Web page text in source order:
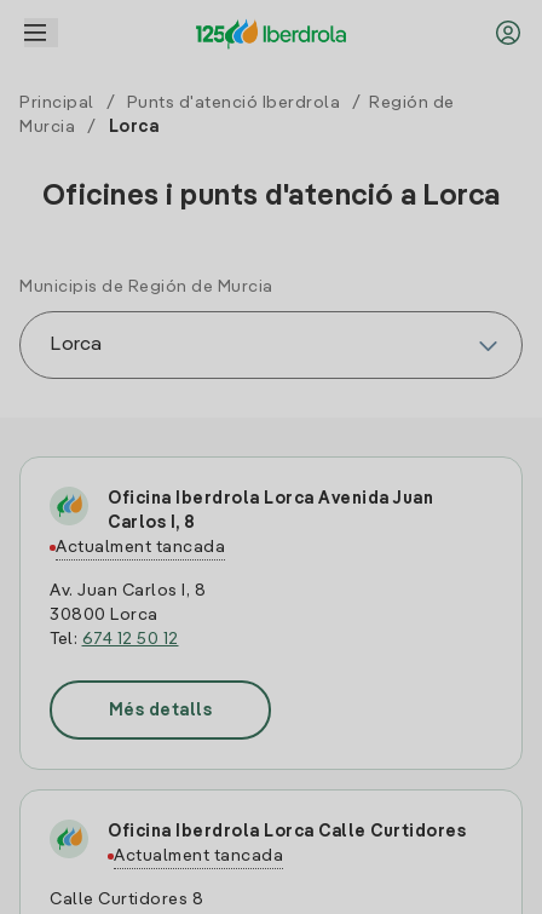
Principal / Punts d'atenció Iberdrola /
Región de
Murcia
/ Lorca
Oficines i punts d'atenció a Lorca
Municipis de Región de Murcia
Oficina Iberdrola Lorca Avenida Juan
Carlos I, 8
Actualment tancada
Av. Juan Carlos I, 8
30800 Lorca
Tel: 674 12 50 12
Més detalls
Oficina Iberdrola Lorca Calle Curtidores
Actualment tancada
Calle Curtidores 8